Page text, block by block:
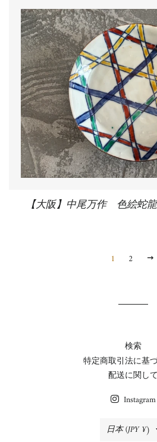
【大阪】中尾万作 色絵蛇
1 2
検索
特定商取引法に基
配送に関して
Instagram
国/
日本 (JPY ¥)